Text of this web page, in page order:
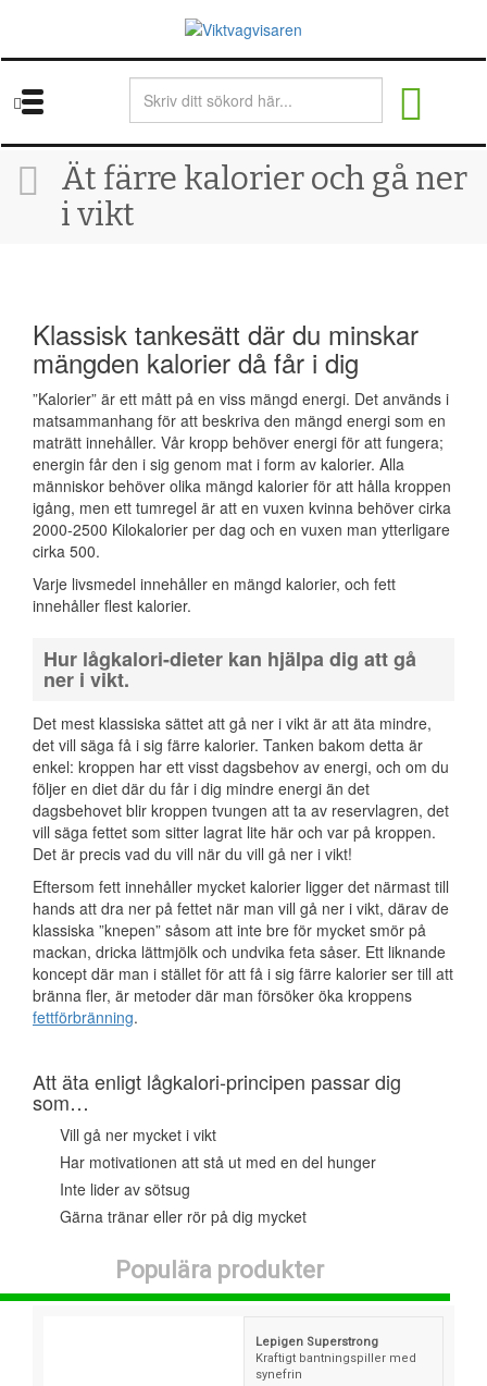
main
Ät färre kalorier och gå ner
i vikt
Klassisk tankesätt där du minskar
mängden kalorier då får i dig
”Kalorier” är ett mått på en viss mängd energi. Det används i
matsammanhang för att beskriva den mängd energi som en
maträtt innehåller. Vår kropp behöver energi för att fungera;
energin får den i sig genom mat i form av kalorier. Alla
människor behöver olika mängd kalorier för att hålla kroppen
igång, men ett tumregel är att en vuxen kvinna behöver cirka
2000-2500 Kilokalorier per dag och en vuxen man ytterligare
cirka 500.
Varje livsmedel innehåller en mängd kalorier, och fett
innehåller flest kalorier.
Hur lågkalori-dieter kan hjälpa dig att gå
ner i vikt.
Det mest klassiska sättet att gå ner i vikt är att äta mindre,
det vill säga få i sig färre kalorier. Tanken bakom detta är
enkel: kroppen har ett visst dagsbehov av energi, och om du
följer en diet där du får i dig mindre energi än det
dagsbehovet blir kroppen tvungen att ta av reservlagren, det
vill säga fettet som sitter lagrat lite här och var på kroppen.
Det är precis vad du vill när du vill gå ner i vikt!
Eftersom fett innehåller mycket kalorier ligger det närmast till
hands att dra ner på fettet när man vill gå ner i vikt, därav de
klassiska ”knepen” såsom att inte bre för mycket smör på
mackan, dricka lättmjölk och undvika feta såser. Ett liknande
koncept där man i stället för att få i sig färre kalorier ser till att
bränna fler, är metoder där man försöker öka kroppens
fettförbränning.
Att äta enligt lågkalori-principen passar dig
som…
Vill gå ner mycket i vikt
Har motivationen att stå ut med en del hunger
Inte lider av sötsug
Gärna tränar eller rör på dig mycket
Populära produkter
Lepigen Superstrong
Kraftigt bantningspiller med
synefrin